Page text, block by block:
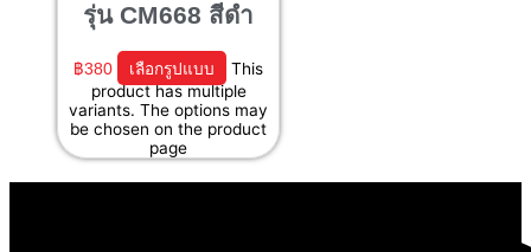
รุ่น CM668 สีดำ
฿380 เลือกรูปแบบ
This
product has multiple
variants. The options may
be chosen on the product
page